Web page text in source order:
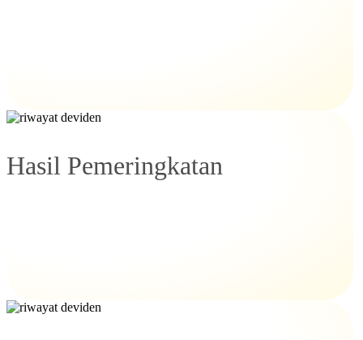
Hasil Pemeringkatan